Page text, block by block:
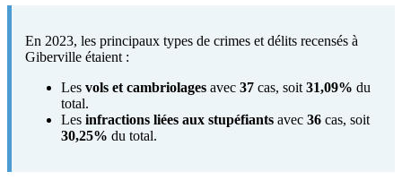
En 2023, les principaux types de crimes et délits recensés à
Giberville étaient :
Les vols et cambriolages avec 37 cas, soit 31,09% du
total.
Les infractions liées aux stupéfiants avec 36 cas, soit
30,25% du total.